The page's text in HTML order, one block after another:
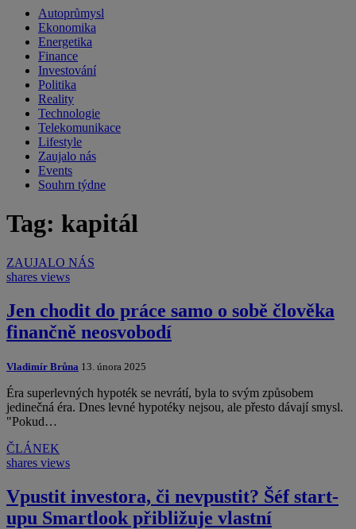
Autoprůmysl
Ekonomika
Energetika
Finance
Investování
Politika
Reality
Technologie
Telekomunikace
Lifestyle
Zaujalo nás
Events
Souhrn týdne
Tag: kapitál
ZAUJALO NÁS
shares views
Jen chodit do práce samo o sobě člověka
finančně neosvobodí
Vladimír Brůna 13. února 2025
Éra superlevných hypoték se nevrátí, byla to svým způsobem
jedinečná éra. Dnes levné hypotéky nejsou, ale přesto dávají smysl.
"Pokud…
ČLÁNEK
shares views
Vpustit investora, či nevpustit? Šéf start-
upu Smartlook přibližuje vlastní